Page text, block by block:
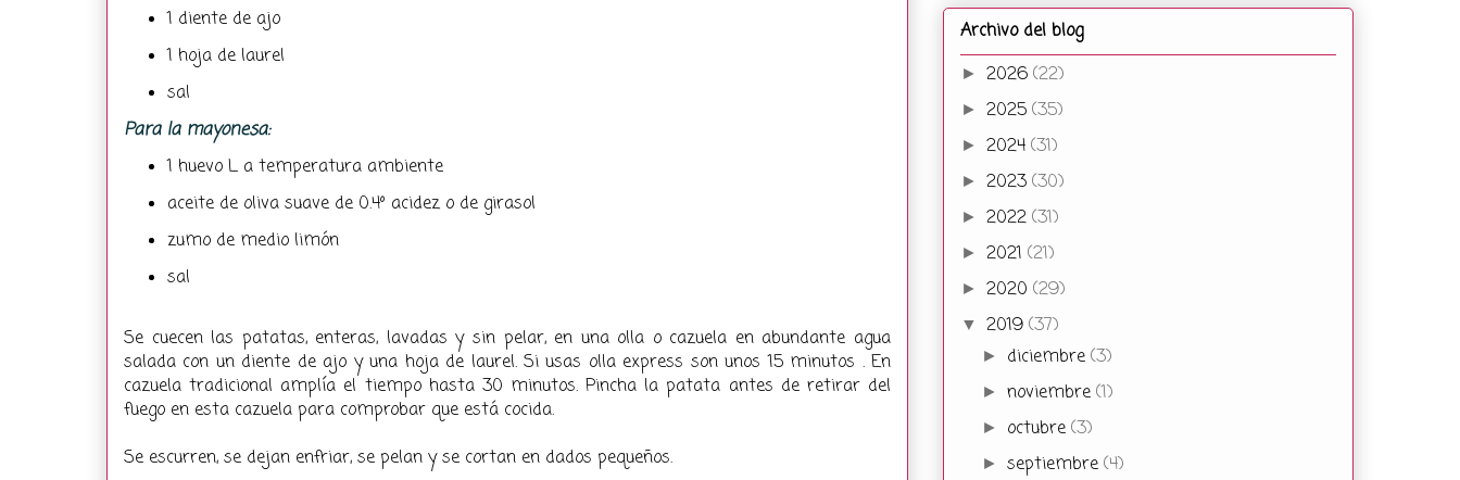
1 diente de ajo
1 hoja de laurel
sal
Para la mayonesa:
1 huevo L a temperatura ambiente
aceite de oliva suave de 0.4º acidez o de girasol
zumo de medio limón
sal
Se cuecen las patatas, enteras, lavadas y sin pelar, en una olla o cazuela en abundante agua
salada con un diente de ajo y una hoja de laurel. Si usas olla express son unos 15 minutos . En
cazuela tradicional amplía el tiempo hasta 30 minutos. Pincha la patata antes de retirar del
fuego en esta cazuela para comprobar que está cocida.
Se escurren, se dejan enfriar, se pelan y se cortan en dados pequeños.
Archivo del blog
► 2026 (22)
► 2025 (35)
► 2024 (31)
► 2023 (30)
► 2022 (31)
► 2021 (21)
► 2020 (29)
▼ 2019 (37)
► diciembre(3)
►noviembre(1)
► octubre(3)
►septiembre(4)